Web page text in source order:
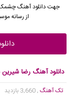
از رسانه
دانلود آهنگ رضا شیرین
تک آهنگ , 3,660 بازدید